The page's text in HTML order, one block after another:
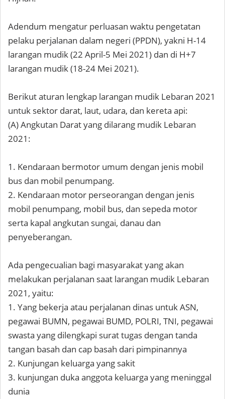
Adendum mengatur perluasan waktu pengetatan
pelaku perjalanan dalam negeri (PPDN), yakni H-14
larangan mudik (22 April-5 Mei 2021) dan di H+7
larangan mudik (18-24 Mei 2021).
Berikut aturan lengkap larangan mudik Lebaran 2021
untuk sektor darat, laut, udara, dan kereta api:
(A) Angkutan Darat yang dilarang mudik Lebaran
2021:
1. Kendaraan bermotor umum dengan jenis mobil
bus dan mobil penumpang.
2. Kendaraan motor perseorangan dengan jenis
mobil penumpang, mobil bus, dan sepeda motor
serta kapal angkutan sungai, danau dan
penyeberangan.
Ada pengecualian bagi masyarakat yang akan
melakukan perjalanan saat larangan mudik Lebaran
2021, yaitu:
1. Yang bekerja atau perjalanan dinas untuk ASN,
pegawai BUMN, pegawai BUMD, POLRI, TNI, pegawai
swasta yang dilengkapi surat tugas dengan tanda
tangan basah dan cap basah dari pimpinannya
2. Kunjungan keluarga yang sakit
3. kunjungan duka anggota keluarga yang meninggal
dunia